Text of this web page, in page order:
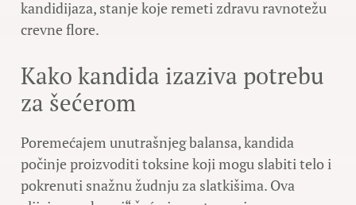
kandidijaza, stanje koje remeti zdravu ravnotežu
crevne flore.
Kako kandida izaziva potrebu
za šećerom
Poremećajem unutrašnjeg balansa, kandida
počinje proizvoditi toksine koji mogu slabiti telo i
pokrenuti snažnu žudnju za slatkišima. Ova